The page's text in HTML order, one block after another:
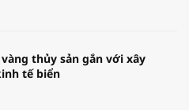
thủy sản gắn với xây
tế biển